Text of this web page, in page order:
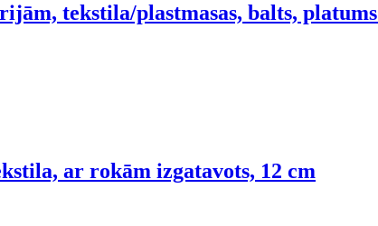
tekstila/plastmasas, balts,
ar rokām izgatavots, 12 cm